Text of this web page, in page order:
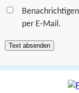
per E-Mail.